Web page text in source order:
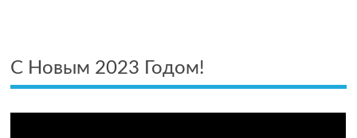
С Новым 2023 Годом!